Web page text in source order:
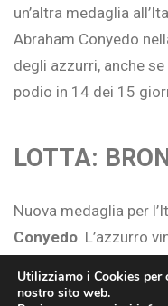
un’altra medaglia
Abraham Conyedo
degli azzurri, anche
podio in 14 dei 15
LOTTA:
Nuova medaglia per
Conyedo . L’azzurro
tenendo presente
Utilizziamo i Cookies
nostro sito web.